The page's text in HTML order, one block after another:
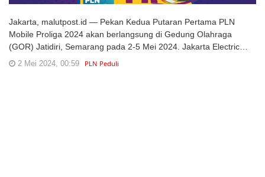
Jakarta, malutpost.id — Pekan Kedua Putaran Pertama PLN
Mobile Proliga 2024 akan berlangsung di Gedung Olahraga
(GOR) Jatidiri, Semarang pada 2-5 Mei 2024. Jakarta Electric…
2 Mei 2024, 00:59 PLN Peduli